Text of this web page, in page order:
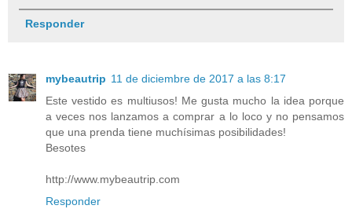
Responder
mybeautrip 11 de diciembre de 2017 a las 8:17
Este vestido es multiusos! Me gusta mucho la idea porque
a veces nos lanzamos a comprar a lo loco y no pensamos
que una prenda tiene muchísimas posibilidades!
Besotes
http://www.mybeautrip.com
Responder